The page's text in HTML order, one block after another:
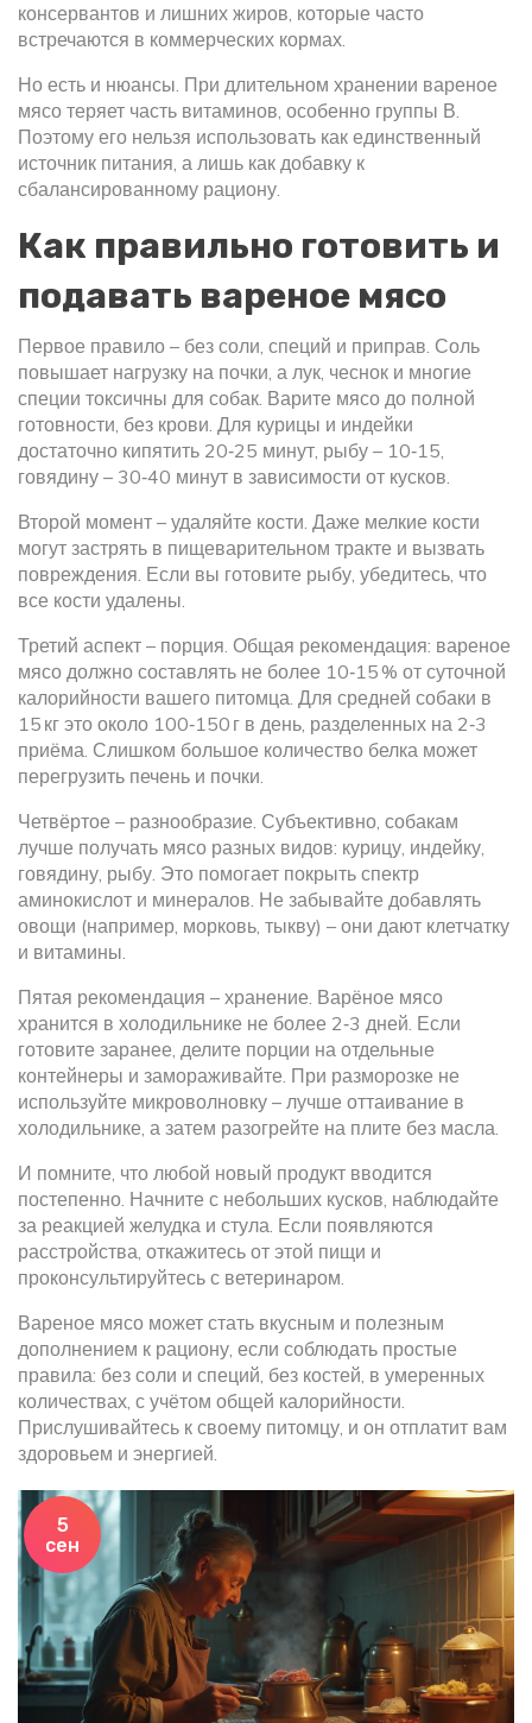
консервантов и лишних жиров, которые часто
встречаются в коммерческих кормах.
Но есть и нюансы. При длительном хранении вареное
мясо теряет часть витаминов, особенно группы В.
Поэтому его нельзя использовать как единственный
источник питания, а лишь как добавку к
сбалансированному рациону.
Как правильно готовить и
подавать вареное мясо
Первое правило – без соли, специй и приправ. Соль
повышает нагрузку на почки, а лук, чеснок и многие
специи токсичны для собак. Варите мясо до полной
готовности, без крови. Для курицы и индейки
достаточно кипятить 20‑25 минут, рыбу – 10‑15,
говядину – 30‑40 минут в зависимости от кусков.
Второй момент – удаляйте кости. Даже мелкие кости
могут застрять в пищеварительном тракте и вызвать
повреждения. Если вы готовите рыбу, убедитесь, что
все кости удалены.
Третий аспект – порция. Общая рекомендация: вареное
мясо должно составлять не более 10‑15 % от суточной
калорийности вашего питомца. Для средней собаки в
15 кг это около 100‑150 г в день, разделенных на 2‑3
приёма. Слишком большое количество белка может
перегрузить печень и почки.
Четвёртое – разнообразие. Субъективно, собакам
лучше получать мясо разных видов: курицу, индейку,
говядину, рыбу. Это помогает покрыть спектр
аминокислот и минералов. Не забывайте добавлять
овощи (например, морковь, тыкву) – они дают клетчатку
и витамины.
Пятая рекомендация – хранение. Варёное мясо
хранится в холодильнике не более 2‑3 дней. Если
готовите заранее, делите порции на отдельные
контейнеры и замораживайте. При разморозке не
используйте микроволновку – лучше оттаивание в
холодильнике, а затем разогрейте на плите без масла.
И помните, что любой новый продукт вводится
постепенно. Начните с небольших кусков, наблюдайте
за реакцией желудка и стула. Если появляются
расстройства, откажитесь от этой пищи и
проконсультируйтесь с ветеринаром.
Вареное мясо может стать вкусным и полезным
дополнением к рациону, если соблюдать простые
правила: без соли и специй, без костей, в умеренных
количествах, с учётом общей калорийности.
Прислушивайтесь к своему питомцу, и он отплатит вам
здоровьем и энергией.
5
сен